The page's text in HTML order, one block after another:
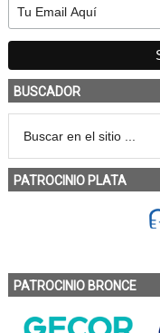
BUSCADOR
PATROCINIO PLATA
PATROCINIO BRONCE